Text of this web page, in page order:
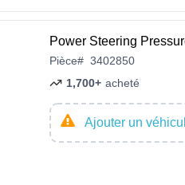
Power Steering
Pièce# 3402850
1,700+ acheté
Ajouter un